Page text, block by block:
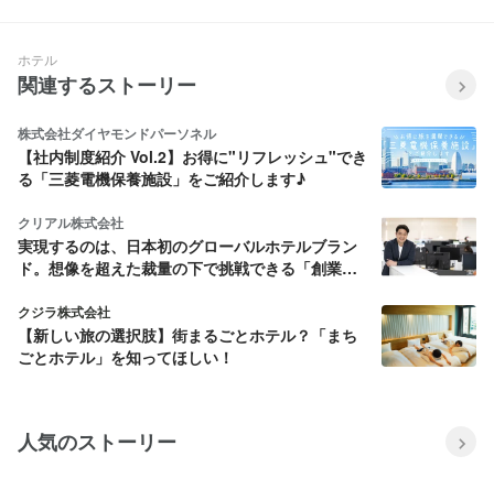
ホテル
関連するストーリー
株式会社ダイヤモンドパーソネル
【社内制度紹介 Vol.2】お得に"リフレッシュ"でき
る「三菱電機保養施設」をご紹介します♪
クリアル株式会社
実現するのは、日本初のグローバルホテルブラン
ド。想像を超えた裁量の下で挑戦できる「創業期
クジラ株式会社
【新しい旅の選択肢】街まるごとホテル？「まち
ごとホテル」を知ってほしい！
人気のストーリー